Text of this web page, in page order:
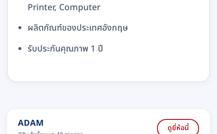
Printer, Computer
ผลิตภัณฑ์ของประเทศอังกฤษ
รับประกันคุณภาพ 1 ปี
ADAM ดูยี่ห้อนี้